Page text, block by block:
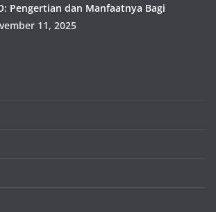
Pengertian dan Manfaatnya Bagi
11, 2025